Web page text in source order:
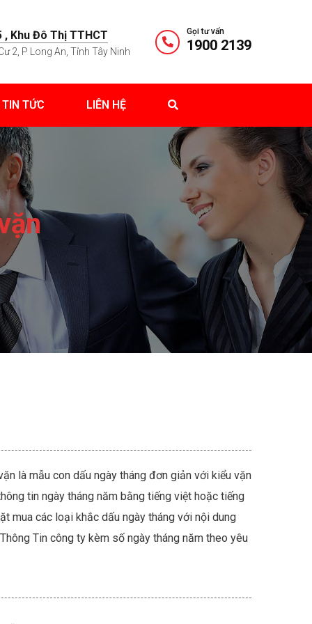
, Khu Đô Thị TTHCT
2, P Long An, Tỉnh Tây Ninh
Gọi tư vấn
1900 2139
TIN TỨC LIÊN HỆ
là mẫu con dấu ngày tháng đơn giản với kiểu vặn
tin ngày tháng năm bằng tiếng việt hoặc tiếng
mua các loại khắc dấu ngày tháng với nội dung
Tin công ty kèm số ngày tháng năm theo yêu